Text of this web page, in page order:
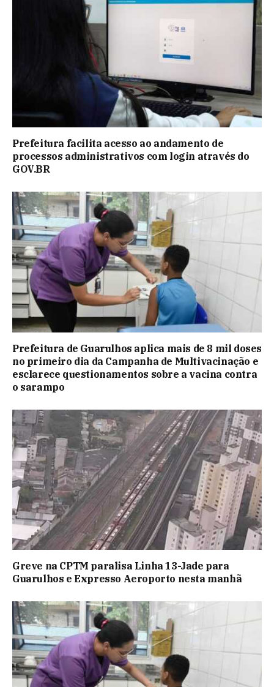
Prefeitura facilita acesso ao andamento de
processos administrativos com login através do
GOV.BR
Prefeitura de Guarulhos aplica mais de 8 mil doses
no primeiro dia da Campanha de Multivacinação e
esclarece questionamentos sobre a vacina contra
o sarampo
Greve na CPTM paralisa Linha 13-Jade para
Guarulhos e Expresso Aeroporto nesta manhã